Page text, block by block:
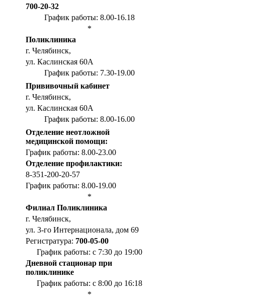
700-20-32
График работы: 8.00-16.18
*
Поликлиника
г. Челябинск,
ул. Каслинская 60А
График работы: 7.30-19.00
Прививочный кабинет
г. Челябинск,
ул. Каслинская 60А
График работы: 8.00-16.00
Отделение неотложной
медицинской помощи:
График работы: 8.00-23.00
Отделение профилактики:
8-351-200-20-57
График работы: 8.00-19.00
*
Филиал Поликлиника
г. Челябинск,
ул. 3-го Интернационала, дом 69
Регистратура: 700-05-00
График работы: с 7:30 до 19:00
Дневной стационар при
поликлинике
График работы: с 8:00 до 16:18
*